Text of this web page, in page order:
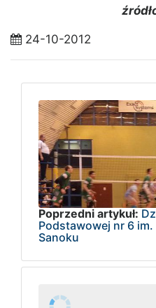
24-10-2012
Poprzedni artykuł:
Podstawowej nr 6 im.
Sanoku